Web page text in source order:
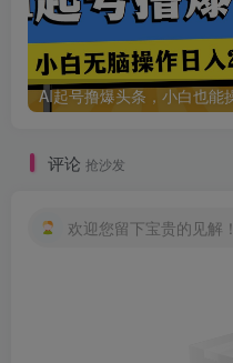
评论 抢沙发
欢迎您留下宝贵的见解！